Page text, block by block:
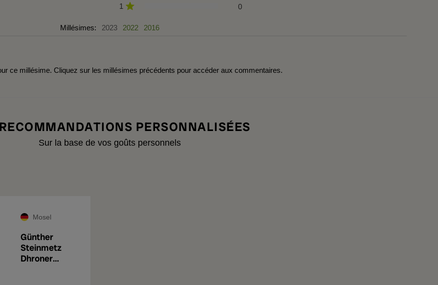
1
0
Millésimes: 2023 2022 2016
ce millésime. Cliquez sur les millésimes précédents pour accéder aux commentaires.
PERSONNALISÉES
Sur la base de vos goûts personnels
Mosel
Günther
Steinmetz
Dhroner